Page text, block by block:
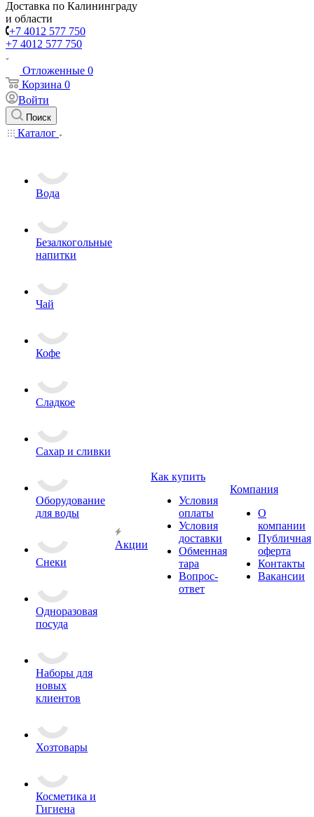
Доставка по Калининграду
и области
+7 4012 577 750
+7 4012 577 750
Отложенные 0
Корзина 0
Войти
Поиск
Каталог
Вода
Безалкогольные
напитки
Чай
Кофе
Сладкое
Сахар и сливки
Оборудование
для воды
Снеки
Одноразовая
посуда
Наборы для
новых
клиентов
Хозтовары
Косметика и
Гигиена
Акции
Как купить
Условия
оплаты
Условия
доставки
Обменная
тара
Вопрос-
ответ
Компания
О
компании
Публичная
оферта
Контакты
Вакансии